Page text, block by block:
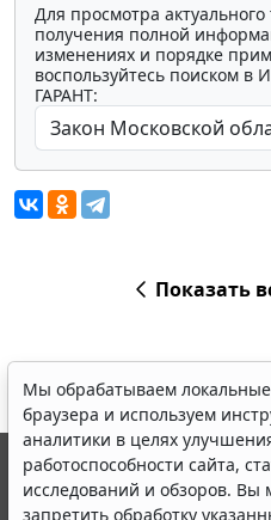
Для просмотра актуального
получения полной
изменениях и порядке
воспользуйтесь поиском в
ГАРАНТ:
Показать
Мы обрабатываем
браузера и используем
аналитики в целях
работоспособности сайта,
исследований и обзоров. Вы
запретить обработку
© ООО "НПП "ГАРАНТ-
выпускается с 1990 года.